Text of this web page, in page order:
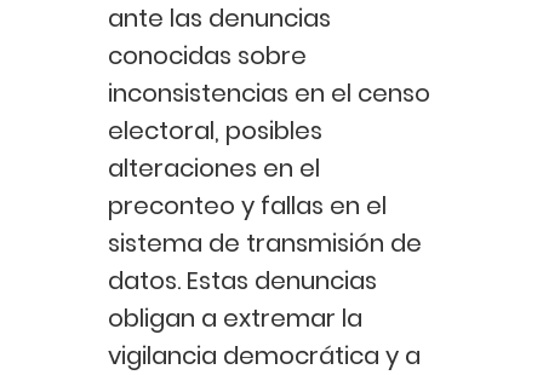
ante las denuncias
conocidas sobre
inconsistencias en el censo
electoral, posibles
alteraciones en el
preconteo y fallas en el
sistema de transmisión de
datos. Estas denuncias
obligan a extremar la
vigilancia democrática y a